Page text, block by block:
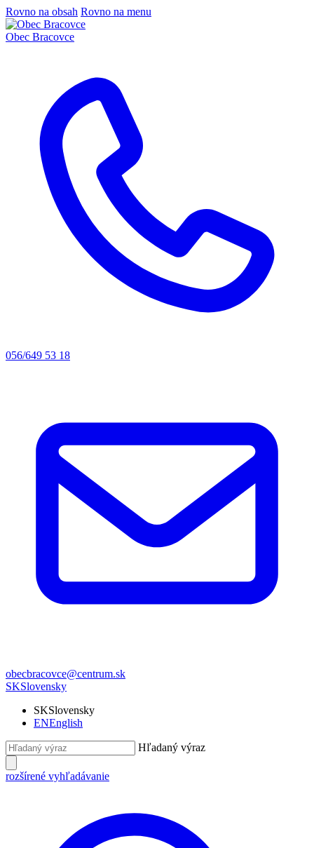
Rovno na obsah Rovno na menu
Obec Bracovce
056/649 53 18
obecbracovce@centrum.sk
SKSlovensky
SKSlovensky
ENEnglish
Hľadaný výraz
rozšírené vyhľadávanie